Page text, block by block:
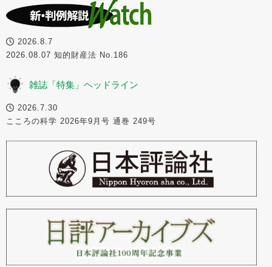
2026.8.7
2026.08.07 知的財産法 No.186
雑誌「特集」ヘッドライン
2026.7.30
こころの科学 2026年9月号 通巻 249号